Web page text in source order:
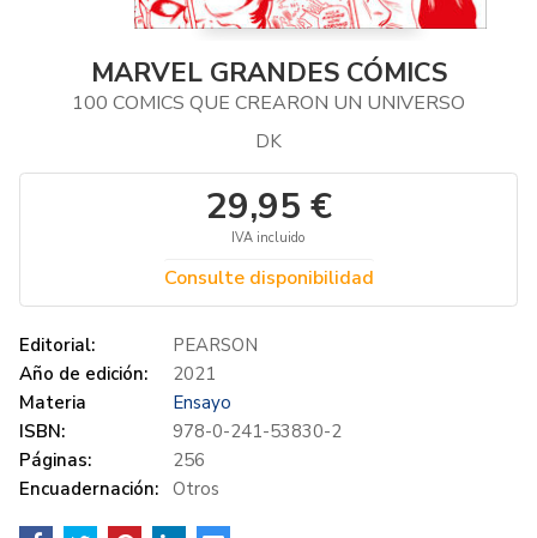
MARVEL GRANDES CÓMICS
100 COMICS QUE CREARON UN UNIVERSO
DK
29,95 €
IVA incluido
Consulte disponibilidad
Editorial:
PEARSON
Año de edición:
2021
Materia
Ensayo
ISBN:
978-0-241-53830-2
Páginas:
256
Encuadernación: Otros